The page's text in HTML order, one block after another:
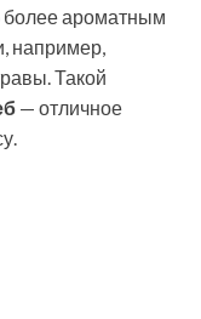
более ароматным
например,
Такой
— отличное